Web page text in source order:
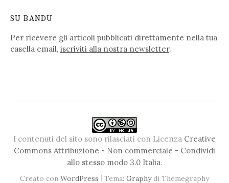
SU BANDU
Per ricevere gli articoli pubblicati direttamente nella tua
casella email, iscriviti alla nostra newsletter.
I contenuti del sito sono rilasciati con Licenza Creative
Commons Attribuzione - Non commerciale - Condividi
allo stesso modo 3.0 Italia.
Creato con WordPress | Tema: Graphydi Themegraphy